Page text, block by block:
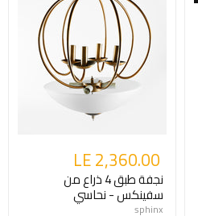
LE 2,360.00
نجفة طبق 4 ذراع من
سفينكس - نحاسي
sphinx